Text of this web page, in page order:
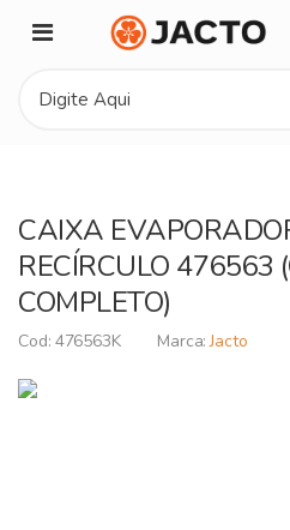
CAIXA
RECÍRCULO 476563
COMPLETO)
476563K Jacto